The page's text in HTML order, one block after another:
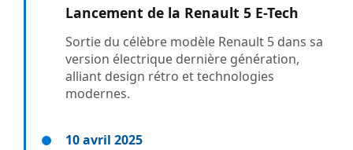
Lancement de la Renault 5 E-Tech
Sortie du célèbre modèle Renault 5 dans sa
version électrique dernière génération,
alliant design rétro et technologies
modernes.
10 avril 2025